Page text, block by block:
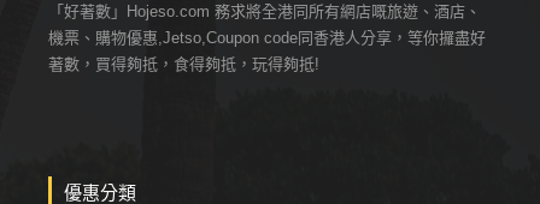
「好著數」Hojeso.com 務求將全港同所有網店嘅旅遊、酒店、
機票、購物優惠,Jetso,Coupon code同香港人分享，等你攞盡好
著數，買得夠抵，食得夠抵，玩得夠抵!
優惠分類